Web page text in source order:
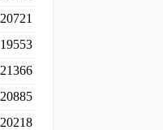
20721
19553
21366
20885
20218